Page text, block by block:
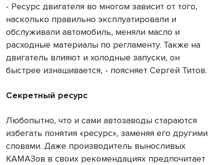
- Ресурс двигателя во многом зависит от того,
насколько правильно эксплуатировали и
обслуживали автомобиль, меняли масло и
расходные материалы по регламенту. Также на
двигатель влияют и холодные запуски, он
быстрее изнашивается, - поясняет Сергей Титов.
Секретный ресурс
Любопытно, что и сами автозаводы стараются
избегать понятия «ресурс», заменяя его другими
словами. Даже производитель выносливых
КАМАЗов в своих рекомендациях предпочитает